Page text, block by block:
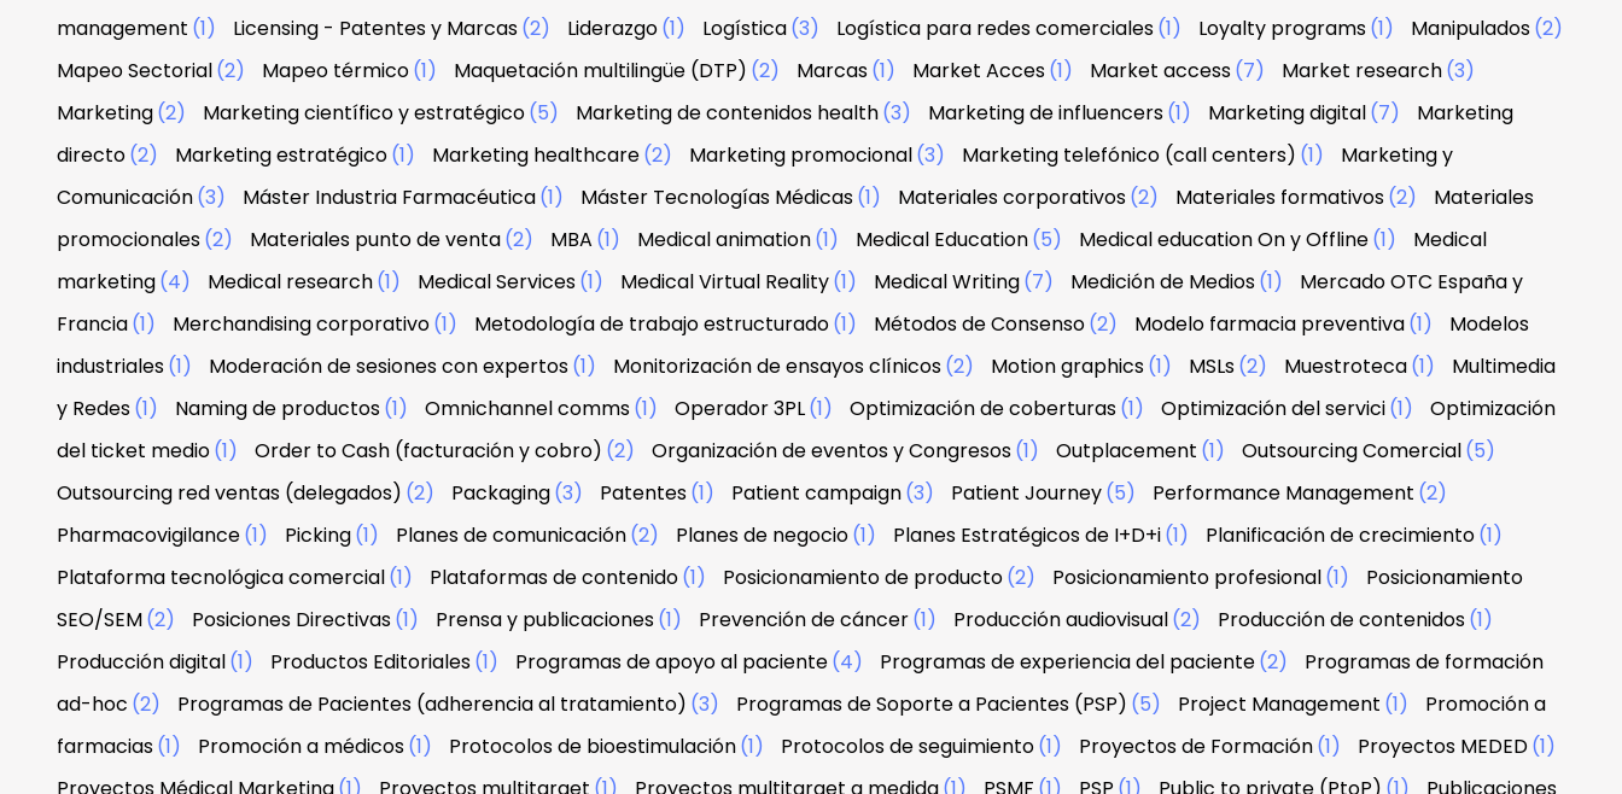
management (1) Licensing - Patentes y Marcas(2) Liderazgo(1) Logística(3) Logística para redes comerciales(1) Loyalty programs(1) Manipulados(2)
Mapeo Sectorial(2) Mapeo térmico(1) Maquetación multilingüe (DTP) (2) Marcas(1) Market Acces(1) Market access(7) Market research(3)
Marketing(2) Marketing científico y estratégico(5) Marketing de contenidos health(3) Marketing de influencers(1) Marketing digital(7)
Marketing
directo(2) Marketing estratégico(1) Marketing healthcare(2) Marketing promocional(3) Marketing telefónico (call centers) (1)
Marketing y
Comunicación(3) Máster Industria Farmacéutica(1) Máster Tecnologías Médicas(1) Materiales corporativos(2) Materiales formativos(2)
Materiales
promocionales(2) Materiales punto de venta(2) MBA (1) Medical animation(1) Medical Education(5) Medical education On y Offline(1)
Medical
marketing(4) Medical research(1) Medical Services(1) Medical Virtual Reality(1) Medical Writing(7) Medición de Medios(1)
Mercado OTC España y
Francia(1) Merchandising corporativo(1) Metodología de trabajo estructurado(1) Métodos de Consenso(2) Modelo farmacia preventiva(1)
Modelos
industriales(1) Moderación de sesiones con expertos(1) Monitorización de ensayos clínicos(2) Motion graphics(1) MSLs(2) Muestroteca(1)
Multimedia
y Redes(1) Naming de productos(1) Omnichannel comms(1) Operador 3PL(1) Optimización de coberturas(1) Optimización del servici(1)
Optimización
del ticket medio(1) Order to Cash (facturación y cobro) (2) Organización de eventos y Congresos(1) Outplacement (1) Outsourcing Comercial(5)
Outsourcing red ventas (delegados) (2) Packaging(3) Patentes(1) Patient campaign(3) Patient Journey(5) Performance Management (2)
Pharmacovigilance(1) Picking(1) Planes de comunicación(2) Planes de negocio(1) Planes Estratégicos de I+D+i(1) Planificación de crecimiento(1)
Plataforma tecnológica comercial(1) Plataformas de contenido(1) Posicionamiento de producto(2) Posicionamiento profesional(1)
Posicionamiento
SEO/SEM(2) Posiciones Directivas(1) Prensa y publicaciones(1) Prevención de cáncer(1) Producción audiovisual(2) Producción de contenidos(1)
Producción digital(1) Productos Editoriales(1) Programas de apoyo al paciente(4) Programas de experiencia del paciente(2)
Programas de formación
ad-hoc (2) Programas de Pacientes (adherencia al tratamiento) (3) Programas de Soporte a Pacientes (PSP) (5) Project Management (1)
Promoción a
farmacias(1) Promoción a médicos(1) Protocolos de bioestimulación(1) Protocolos de seguimiento(1) Proyectos de Formación(1) Proyectos MEDED(1)